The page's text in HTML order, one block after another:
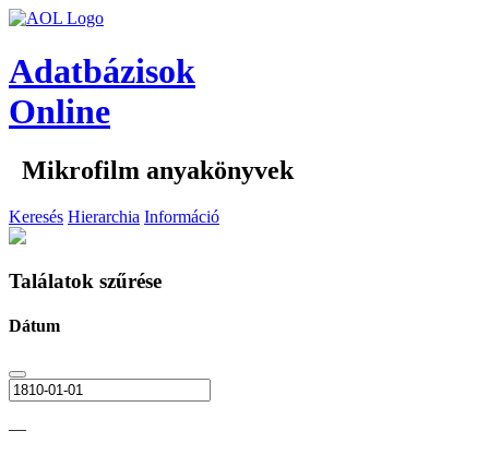
Adatbázisok
Online
Mikrofilm anyakönyvek
Keresés Hierarchia Információ
Találatok szűrése
Dátum
—